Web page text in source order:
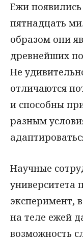
Ежи
пятнадцать
образом они
древнейших
Не
отличаются
и способны
разным
Научные
университета
эксперимент,
на теле ежей
возможность